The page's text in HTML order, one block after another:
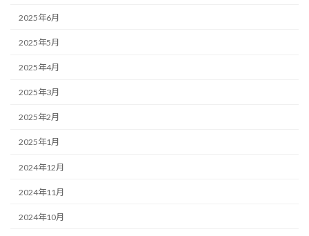
2025年6月
2025年5月
2025年4月
2025年3月
2025年2月
2025年1月
2024年12月
2024年11月
2024年10月